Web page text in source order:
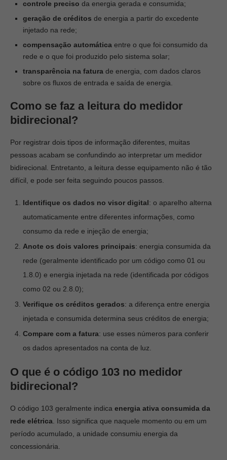
controle preciso da energia gerada e consumida;
geração de créditos de energia a partir do excedente
injetado na rede;
compensação automática entre o que foi consumido da
rede e o que foi produzido pelo sistema solar;
transparência na fatura de energia, com dados claros
sobre os fluxos de entrada e saída de energia.
Como se faz a leitura do medidor
bidirecional?
Por registrar dois tipos de informação diferentes, muitas
pessoas acabam se confundindo ao interpretar um medidor
bidirecional. Entretanto, a leitura desse equipamento não é tão
difícil, e pode ser feita seguindo poucos passos.
Identifique os dados no visor digital: o aparelho alterna
automaticamente entre diferentes informações, como
consumo da rede e injeção de energia;
Anote os dois valores principais: energia consumida da
rede (geralmente identificado por um código como 01 ou
1.8.0) e energia injetada na rede (identificada por códigos
como 02 ou 2.8.0);
Verifique os créditos gerados: a diferença entre energia
injetada e consumida determina seus créditos de energia;
Compare com a fatura: use esses números para conferir
os dados apresentados na conta de luz.
O que é o código 103 no medidor
bidirecional?
O código 103 geralmente indica energia ativa consumida da
rede elétrica . Isso significa que naquele momento ou em um
período acumulado, a unidade consumiu energia da
concessionária.